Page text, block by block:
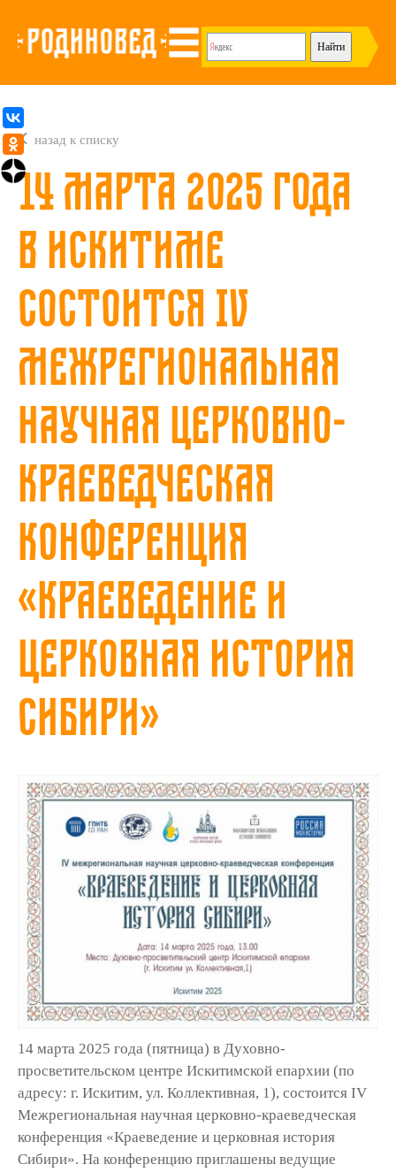
назад к списку
14 марта 2025 года
в Искитиме
состоится IV
Межрегиональная
научная церковно-
краеведческая
конференция
«Краеведение и
церковная история
Сибири»
14 марта 2025 года (пятница) в Духовно-
просветительском центре Искитимской епархии (по
адресу: г. Искитим, ул. Коллективная, 1), состоится IV
Межрегиональная научная церковно-краеведческая
конференция «Краеведение и церковная история
Сибири». На конференцию приглашены ведущие